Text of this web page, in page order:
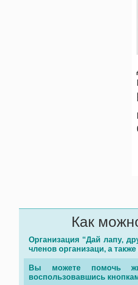
Как
Организация “Дай лапу,
членов организаци, а
Вы можете помочь
воспользовавшись